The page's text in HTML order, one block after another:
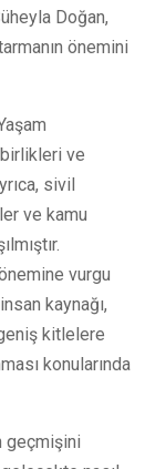
Doğan,
önemini
birlikleri ve
sivil
ve kamu
vurgu
kaynağı,
kitlelere
konularında
geçmişini